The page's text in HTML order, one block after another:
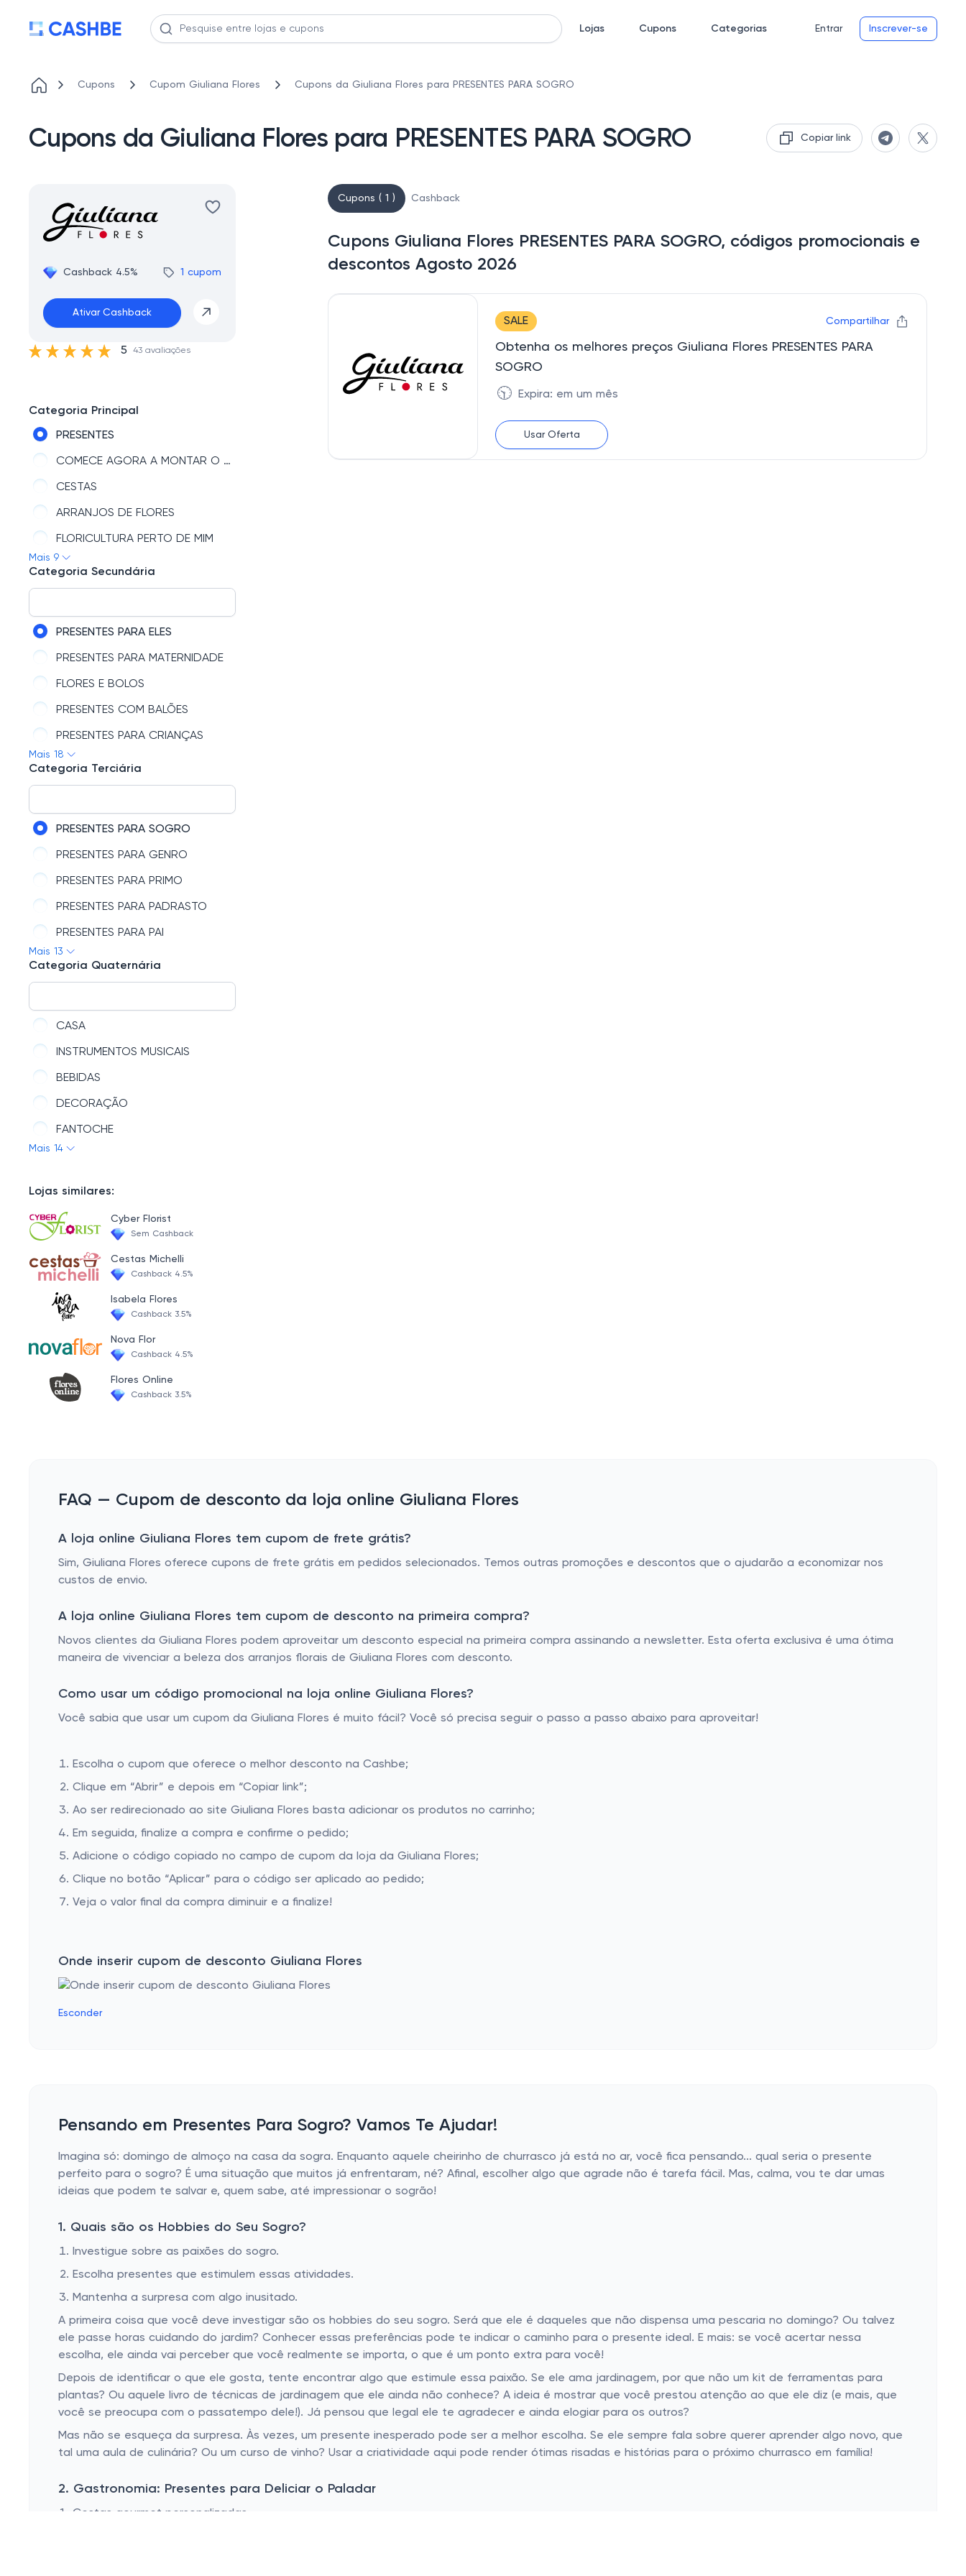
Lojas Cupons Categorias Entrar Inscrever-se
Cupons Cupom Giuliana Flores Cupons da Giuliana Flores para PRESENTES PARA SOGRO
Cupons da Giuliana Flores para PRESENTES PARA SOGRO Copiar link
Cashback 4.5% 1 cupom
Ativar Cashback
5 43 avaliações
Categoria Principal
PRESENTES
COMECE AGORA A MONTAR O SEU PRESENTE
CESTAS
ARRANJOS DE FLORES
FLORICULTURA PERTO DE MIM
BUQUÊ DE FLORES
TIPOS DE FLORES
GIOVANNA BABY
Mais 9
Categoria Secundária
PRESENTES PARA ELES
PRESENTES PARA MATERNIDADE
FLORES E BOLOS
PRESENTES COM BALÕES
PRESENTES PARA CRIANÇAS
PRESENTES COM CHOCOLATES
PRESENTES COM CANECAS
PRESENTES PARA PETS
PRESENTES ROMÂNTICOS
PRESENTES PARA ELAS
FLORES E PELÚCIAS
PRESENTES DE DESCULPAS
Mais 18
Categoria Terciária
PRESENTES PARA SOGRO
PRESENTES PARA GENRO
PRESENTES PARA PRIMO
PRESENTES PARA PADRASTO
PRESENTES PARA PAI
PRESENTES PARA CUNHADO
PRESENTES PARA AMIGO
PRESENTES PARA AVÔ
Mais 13
Categoria Quaternária
CASA
INSTRUMENTOS MUSICAIS
BEBIDAS
DECORAÇÃO
FANTOCHE
BEBÊS E CRIANÇAS
PERFUMARIA
JOIAS E BIJUTERIAS
ACESSÓRIOS
Mais 14
Lojas similares:
Cyber Florist
Sem Cashback
Cestas Michelli
Cashback 4.5%
Isabela Flores
Cashback 3.5%
Nova Flor
Cashback 4.5%
Flores Online
Cashback 3.5%
Cupons ( 1 ) Cashback
Cupons Giuliana Flores PRESENTES PARA SOGRO, códigos promocionais e
descontos Agosto 2026
SALE Compartilhar
Obtenha os melhores preços Giuliana Flores PRESENTES PARA
SOGRO
🕥 Expira: em um mês
Usar Oferta
FAQ — Cupom de desconto da loja online Giuliana Flores
A loja online Giuliana Flores tem cupom de frete grátis?
Sim, Giuliana Flores oferece cupons de frete grátis em pedidos selecionados. Temos outras promoções e descontos que o ajudarão a economizar nos
custos de envio.
A loja online Giuliana Flores tem cupom de desconto na primeira compra?
Novos clientes da Giuliana Flores podem aproveitar um desconto especial na primeira compra assinando a newsletter. Esta oferta exclusiva é uma ótima
maneira de vivenciar a beleza dos arranjos florais de Giuliana Flores com desconto.
Como usar um código promocional na loja online Giuliana Flores?
Você sabia que usar um cupom da Giuliana Flores é muito fácil? Você só precisa seguir o passo a passo abaixo para aproveitar!
Escolha o cupom que oferece o melhor desconto na Cashbe;
Clique em “Abrir” e depois em “Copiar link”;
Ao ser redirecionado ao site Giuliana Flores basta adicionar os produtos no carrinho;
Em seguida, finalize a compra e confirme o pedido;
Adicione o código copiado no campo de cupom da loja da Giuliana Flores;
Clique no botão “Aplicar” para o código ser aplicado ao pedido;
Veja o valor final da compra diminuir e a finalize!
Onde inserir cupom de desconto Giuliana Flores
Esconder
Pensando em Presentes Para Sogro? Vamos Te Ajudar!
Imagina só: domingo de almoço na casa da sogra. Enquanto aquele cheirinho de churrasco já está no ar, você fica pensando... qual seria o presente
perfeito para o sogro? É uma situação que muitos já enfrentaram, né? Afinal, escolher algo que agrade não é tarefa fácil. Mas, calma, vou te dar umas
ideias que podem te salvar e, quem sabe, até impressionar o sogrão!
1. Quais são os Hobbies do Seu Sogro?
Investigue sobre as paixões do sogro.
Escolha presentes que estimulem essas atividades.
Mantenha a surpresa com algo inusitado.
A primeira coisa que você deve investigar são os hobbies do seu sogro. Será que ele é daqueles que não dispensa uma pescaria no domingo? Ou talvez
ele passe horas cuidando do jardim? Conhecer essas preferências pode te indicar o caminho para o presente ideal. E mais: se você acertar nessa
escolha, ele ainda vai perceber que você realmente se importa, o que é um ponto extra para você!
Depois de identificar o que ele gosta, tente encontrar algo que estimule essa paixão. Se ele ama jardinagem, por que não um kit de ferramentas para
plantas? Ou aquele livro de técnicas de jardinagem que ele ainda não conhece? A ideia é mostrar que você prestou atenção ao que ele diz (e mais, que
você se preocupa com o passatempo dele!). Já pensou que legal ele te agradecer e ainda elogiar para os outros?
Mas não se esqueça da surpresa. Às vezes, um presente inesperado pode ser a melhor escolha. Se ele sempre fala sobre querer aprender algo novo, que
tal uma aula de culinária? Ou um curso de vinho? Usar a criatividade aqui pode render ótimas risadas e histórias para o próximo churrasco em família!
2. Gastronomia: Presentes para Deliciar o Paladar
Cestas gourmet personalizadas.